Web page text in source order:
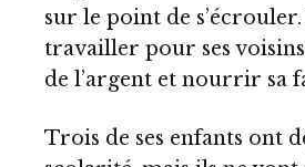
sur le point de
travailler pour ses
de l’argent et nourrir sa
Trois de ses enfants ont